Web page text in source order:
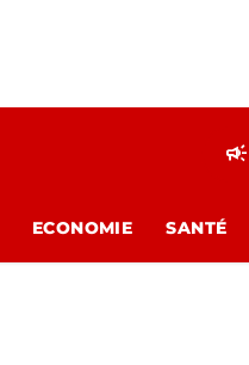
campaign
ECONOMIE SANTÉ